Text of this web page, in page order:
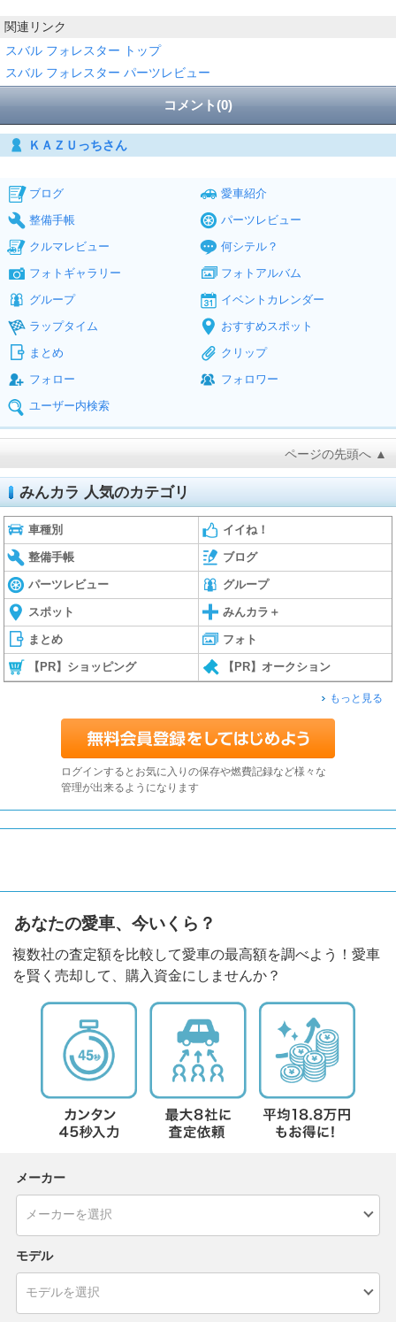
関連リンク
スバル フォレスター トップ
スバル フォレスター パーツレビュー
コメント(0)
ＫＡＺＵっちさん
ブログ
愛車紹介
整備手帳
パーツレビュー
クルマレビュー
何シテル？
フォトギャラリー
フォトアルバム
グループ
イベントカレンダー
ラップタイム
おすすめスポット
まとめ
クリップ
フォロー
フォロワー
ユーザー内検索
ページの先頭へ ▲
みんカラ 人気のカテゴリ
車種別 イイね！
整備手帳 ブログ
パーツレビュー グループ
スポット みんカラ＋
まとめ フォト
【PR】ショッピング 【PR】オークション
もっと見る
ログインするとお気に入りの保存や燃費記録など様々な
管理が出来るようになります
あなたの愛車、今いくら？
複数社の査定額を比較して愛車の最高額を調べよう！愛車
を賢く売却して、購入資金にしませんか？
メーカー
モデル